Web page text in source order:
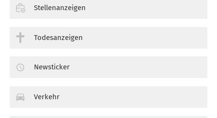
Stellenanzeigen
Todesanzeigen
Newsticker
Verkehr